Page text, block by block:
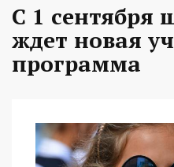
С 1 сентября
ждет новая
программа